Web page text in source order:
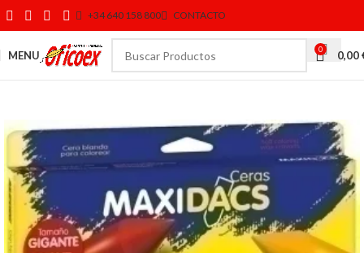
+34 640 158 800 CONTACTO
MENU 0 0,00